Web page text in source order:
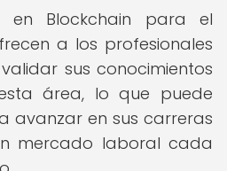
en Blockchain para el
a los profesionales
sus conocimientos
área, lo que puede
avanzar en sus carreras
mercado laboral cada